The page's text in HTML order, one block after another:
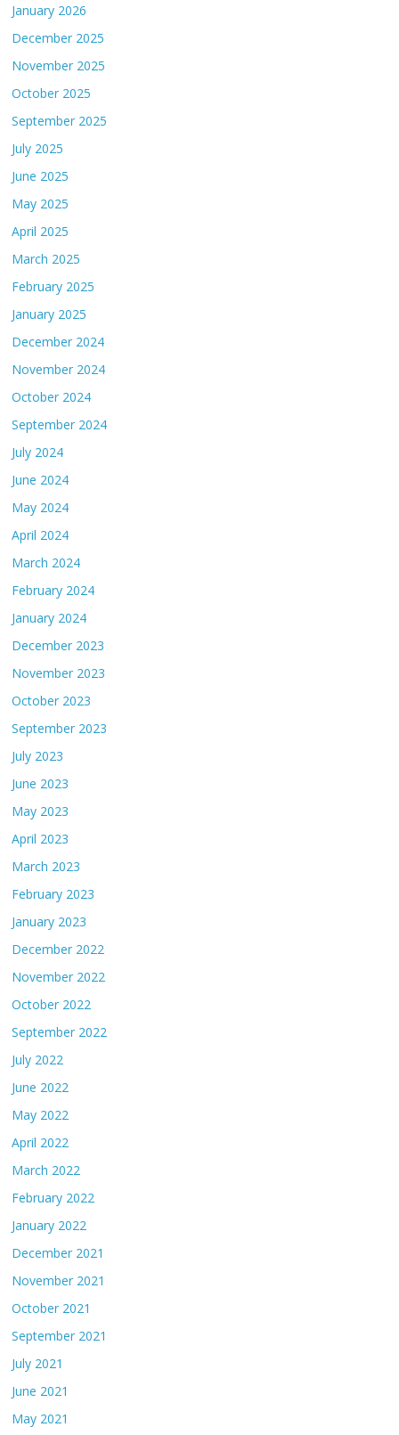
January 2026
December 2025
November 2025
October 2025
September 2025
July 2025
June 2025
May 2025
April 2025
March 2025
February 2025
January 2025
December 2024
November 2024
October 2024
September 2024
July 2024
June 2024
May 2024
April 2024
March 2024
February 2024
January 2024
December 2023
November 2023
October 2023
September 2023
July 2023
June 2023
May 2023
April 2023
March 2023
February 2023
January 2023
December 2022
November 2022
October 2022
September 2022
July 2022
June 2022
May 2022
April 2022
March 2022
February 2022
January 2022
December 2021
November 2021
October 2021
September 2021
July 2021
June 2021
May 2021